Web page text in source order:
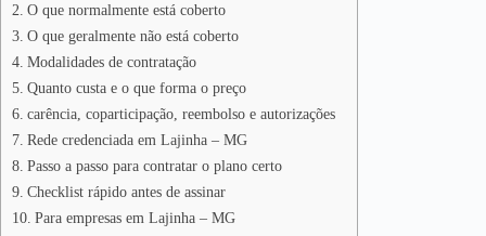
O que normalmente está coberto
O que geralmente não está coberto
Modalidades de contratação
Quanto custa e o que forma o preço
carência, coparticipação, reembolso e autorizações
Rede credenciada em Lajinha – MG
Passo a passo para contratar o plano certo
Checklist rápido antes de assinar
Para empresas em Lajinha – MG